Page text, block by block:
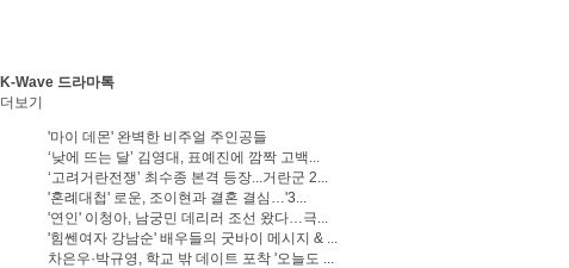
K-Wave 드라마톡
더보기
'마이 데몬' 완벽한 비주얼 주인공들
‘낮에 뜨는 달’ 김영대, 표예진에 깜짝 고백...
‘고려거란전쟁’ 최수종 본격 등장...거란군 2...
'혼례대첩' 로운, 조이현과 결혼 결심…'3...
'연인' 이청아, 남궁민 데리러 조선 왔다…극...
'힘쎈여자 강남순' 배우들의 굿바이 메시지 & ...
차은우·박규영, 학교 밖 데이트 포착 '오늘도 ...